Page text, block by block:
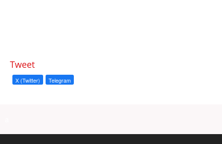
Tweet
X (Twitter) Telegram